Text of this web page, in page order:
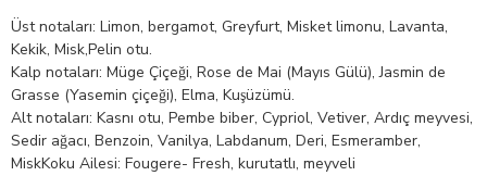
Üst notaları: Limon, bergamot, Greyfurt, Misket limonu, Lavanta,
Kekik, Misk,Pelin otu.
Kalp notaları: Müge Çiçeği, Rose de Mai (Mayıs Gülü), Jasmin de
Grasse (Yasemin çiçeği), Elma, Kuşüzümü.
Alt notaları: Kasnı otu, Pembe biber, Cypriol, Vetiver, Ardıç meyvesi,
Sedir ağacı, Benzoin, Vanilya, Labdanum, Deri, Esmeramber,
MiskKoku Ailesi: Fougere- Fresh, kurutatlı, meyveli